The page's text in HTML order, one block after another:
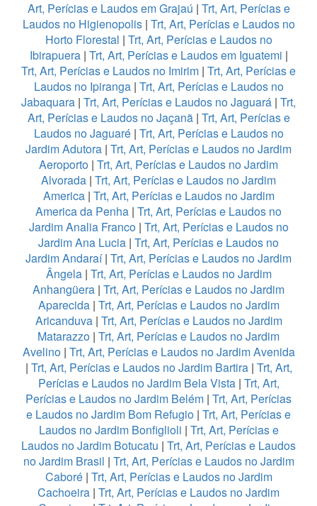
Art, Perícias e Laudos em Grajaú | Trt, Art, Perícias e
Laudos no Higienopolis| Trt, Art, Perícias e Laudos no
Horto Florestal | Trt, Art, Perícias e Laudos no
Ibirapuera| Trt, Art, Perícias e Laudos em Iguatemi |
Trt, Art, Perícias e Laudos no Imirim | Trt, Art, Perícias e
Laudos no Ipiranga| Trt, Art, Perícias e Laudos no
Jabaquara | Trt, Art, Perícias e Laudos no Jaguará | Trt,
Art, Perícias e Laudos no Jaçanã| Trt, Art, Perícias e
Laudos no Jaguaré| Trt, Art, Perícias e Laudos no
Jardim Adutora | Trt, Art, Perícias e Laudos no Jardim
Aeroporto | Trt, Art, Perícias e Laudos no Jardim
Alvorada | Trt, Art, Perícias e Laudos no Jardim
America| Trt, Art, Perícias e Laudos no Jardim
America da Penha | Trt, Art, Perícias e Laudos no
Jardim Analia Franco| Trt, Art, Perícias e Laudos no
Jardim Ana Lucia | Trt, Art, Perícias e Laudos no
Jardim Andaraí| Trt, Art, Perícias e Laudos no Jardim
Ângela| Trt, Art, Perícias e Laudos no Jardim
Anhangüera | Trt, Art, Perícias e Laudos no Jardim
Aparecida| Trt, Art, Perícias e Laudos no Jardim
Aricanduva| Trt, Art, Perícias e Laudos no Jardim
Matarazzo | Trt, Art, Perícias e Laudos no Jardim
Avelino| Trt, Art, Perícias e Laudos no Jardim Avenida
| Trt, Art, Perícias e Laudos no Jardim Bartira| Trt, Art,
Perícias e Laudos no Jardim Bela Vista| Trt, Art,
Perícias e Laudos no Jardim Belém | Trt, Art, Perícias
e Laudos no Jardim Bom Refugio | Trt, Art, Perícias e
Laudos no Jardim Bonfiglioli | Trt, Art, Perícias e
Laudos no Jardim Botucatu | Trt, Art, Perícias e Laudos
no Jardim Brasil | Trt, Art, Perícias e Laudos no Jardim
Caboré| Trt, Art, Perícias e Laudos no Jardim
Cachoeira | Trt, Art, Perícias e Laudos no Jardim